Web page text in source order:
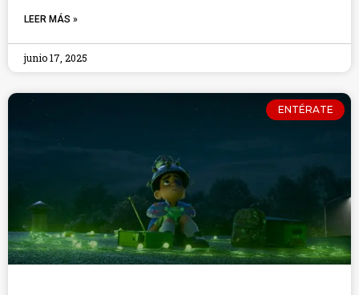
LEER MÁS »
junio 17, 2025
ENTÉRATE